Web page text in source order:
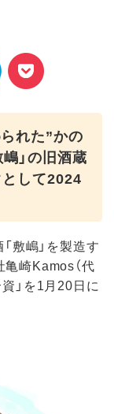
れた”かの
」の旧酒蔵
して2024
敷嶋」を製造す
崎Kamos（代
」を1月20日に